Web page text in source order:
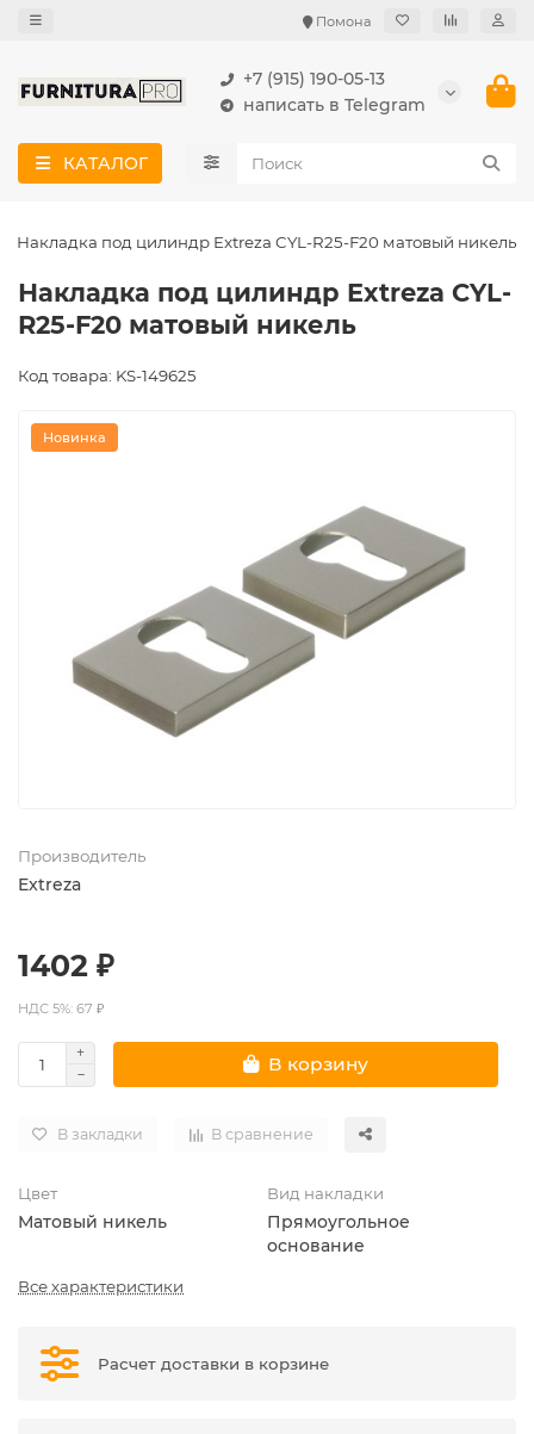
Помона
+7 (915) 190-05-13
написать в Telegram
КАТАЛОГ
Накладка под цилиндр Extreza CYL-R25-F20 матовый никель
Накладка под цилиндр Extreza CYL-
R25-F20 матовый никель
Код товара: KS-149625
Новинка
Производитель
Extreza
1402 ₽
НДС 5%: 67 ₽
В корзину
В закладки В сравнение
Цвет
Матовый никель
Вид накладки
Прямоугольное
основание
Все характеристики
Расчет доставки в корзине